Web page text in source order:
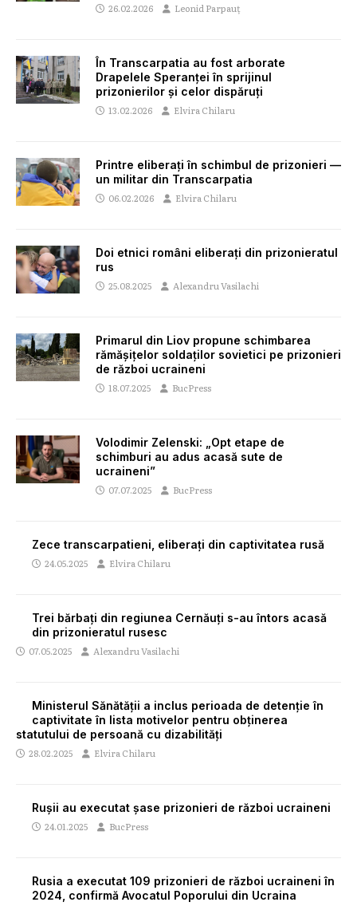
26.02.2026 Leonid Parpauț
În Transcarpatia au fost arborate
Drapelele Speranței în sprijinul
prizonierilor și celor dispăruți
13.02.2026 Elvira Chilaru
Printre eliberați în schimbul de prizonieri —
un militar din Transcarpatia
06.02.2026 Elvira Chilaru
Doi etnici români eliberați din prizonieratul
rus
25.08.2025 Alexandru Vasilachi
Primarul din Liov propune schimbarea
rămășițelor soldaților sovietici pe prizonieri
de război ucraineni
18.07.2025 BucPress
Volodimir Zelenski: „Opt etape de
schimburi au adus acasă sute de
ucraineni”
07.07.2025 BucPress
Zece transcarpatieni, eliberați din captivitatea rusă
24.05.2025 Elvira Chilaru
Trei bărbați din regiunea Cernăuți s-au întors acasă
din prizonieratul rusesc
07.05.2025 Alexandru Vasilachi
Ministerul Sănătății a inclus perioada de detenție în
captivitate în lista motivelor pentru obținerea
statutului de persoană cu dizabilități
28.02.2025 Elvira Chilaru
Rușii au executat șase prizonieri de război ucraineni
24.01.2025 BucPress
Rusia a executat 109 prizonieri de război ucraineni în
2024, confirmă Avocatul Poporului din Ucraina